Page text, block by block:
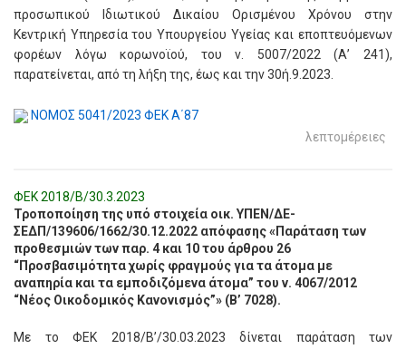
προσωπικού Ιδιωτικού Δικαίου Ορισμένου Χρόνου στην
Κεντρική Υπηρεσία του Υπουργείου Υγείας και εποπτευόμενων
φορέων λόγω κορωνοϊού, του ν. 5007/2022 (Α’ 241),
παρατείνεται, από τη λήξη της, έως και την 30ή.9.2023.
ΝΟΜΟΣ 5041/2023 ΦΕΚ Α΄87
λεπτομέρειες
ΦΕΚ 2018/Β/30.3.2023
Τροποποίηση της υπό στοιχεία οικ. ΥΠΕΝ/ΔΕ-
ΣΕΔΠ/139606/1662/30.12.2022 απόφασης «Παράταση των
προθεσμιών των παρ. 4 και 10 του άρθρου 26
“Προσβασιμότητα χωρίς φραγμούς για τα άτομα με
αναπηρία και τα εμποδιζόμενα άτομα” του ν. 4067/2012
“Νέος Οικοδομικός Κανονισμός”» (Β’ 7028).
Με το ΦΕΚ 2018/Β’/30.03.2023 δίνεται παράταση των